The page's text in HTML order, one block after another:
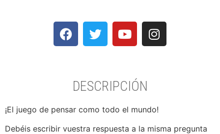
DESCRIPCIÓN
¡El juego de pensar como todo el mundo!
Debéis escribir vuestra respuesta a la misma pregunta